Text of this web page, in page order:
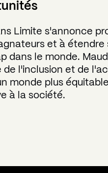
Limite s'annonce
et à
dans le monde.
l'inclusion et de
monde plus
à la société.